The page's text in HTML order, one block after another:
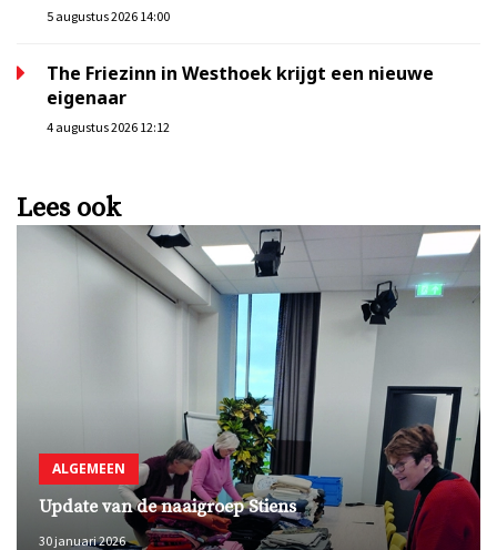
5 augustus 2026 14:00
The Friezinn in Westhoek krijgt een nieuwe
eigenaar
4 augustus 2026 12:12
Lees ook
ALGEMEEN
Update van de naaigroep Stiens
30 januari 2026